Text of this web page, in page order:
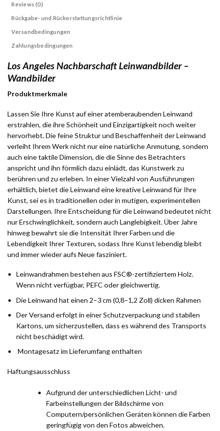
Reviews (0)
Rückgabe- und Rückerstattungsrichtlinie
Versandbedingungen
Zahlungsbedingungen
Los Angeles Nachbarschaft Leinwandbilder –
Wandbilder
Produktmerkmale
Lassen Sie Ihre Kunst auf einer atemberaubenden Leinwand
erstrahlen, die ihre Schönheit und Einzigartigkeit noch weiter
hervorhebt. Die feine Struktur und Beschaffenheit der Leinwand
verleiht Ihrem Werk nicht nur eine natürliche Anmutung, sondern
auch eine taktile Dimension, die die Sinne des Betrachters
anspricht und ihn förmlich dazu einlädt, das Kunstwerk zu
berühren und zu erleben. In einer Vielzahl von Ausführungen
erhältlich, bietet die Leinwand eine kreative Leinwand für Ihre
Kunst, sei es in traditionellen oder in mutigen, experimentellen
Darstellungen. Ihre Entscheidung für die Leinwand bedeutet nicht
nur Erschwinglichkeit, sondern auch Langlebigkeit. Über Jahre
hinweg bewahrt sie die Intensität Ihrer Farben und die
Lebendigkeit Ihrer Texturen, sodass Ihre Kunst lebendig bleibt
und immer wieder aufs Neue fasziniert.
Leinwandrahmen bestehen aus FSC®-zertifiziertem Holz.
Wenn nicht verfügbar, PEFC oder gleichwertig.
Die Leinwand hat einen 2–3 cm (0,8–1,2 Zoll) dicken Rahmen
Der Versand erfolgt in einer Schutzverpackung und stabilen
Kartons, um sicherzustellen, dass es während des Transports
nicht beschädigt wird.
Montagesatz im Lieferumfang enthalten
Haftungsausschluss
Aufgrund der unterschiedlichen Licht- und
Farbeinstellungen der Bildschirme von
Computern/persönlichen Geräten können die Farben
geringfügig von den Fotos abweichen.